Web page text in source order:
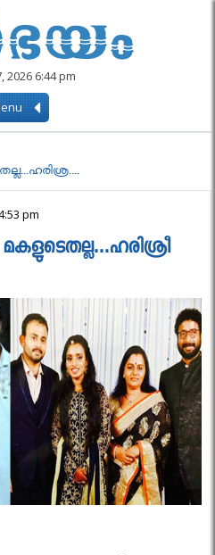
2026 6:44 pm
pm